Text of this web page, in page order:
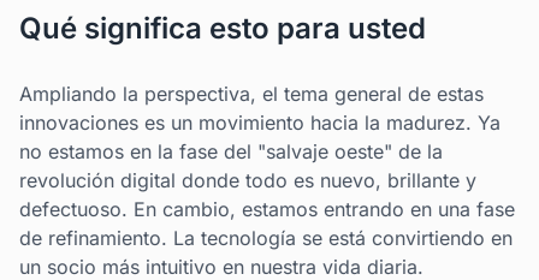
Qué significa esto para usted
Ampliando la perspectiva, el tema general de estas
innovaciones es un movimiento hacia la madurez. Ya
no estamos en la fase del "salvaje oeste" de la
revolución digital donde todo es nuevo, brillante y
defectuoso. En cambio, estamos entrando en una fase
de refinamiento. La tecnología se está convirtiendo en
un socio más intuitivo en nuestra vida diaria.